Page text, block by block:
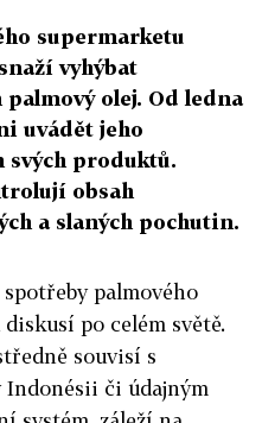
supermarketu
vyhýbat
olej. Od ledna
uvádět jeho
produktů.
obsah
a slaných pochutin.
palmového
po celém světě.
souvisí s
či údajným